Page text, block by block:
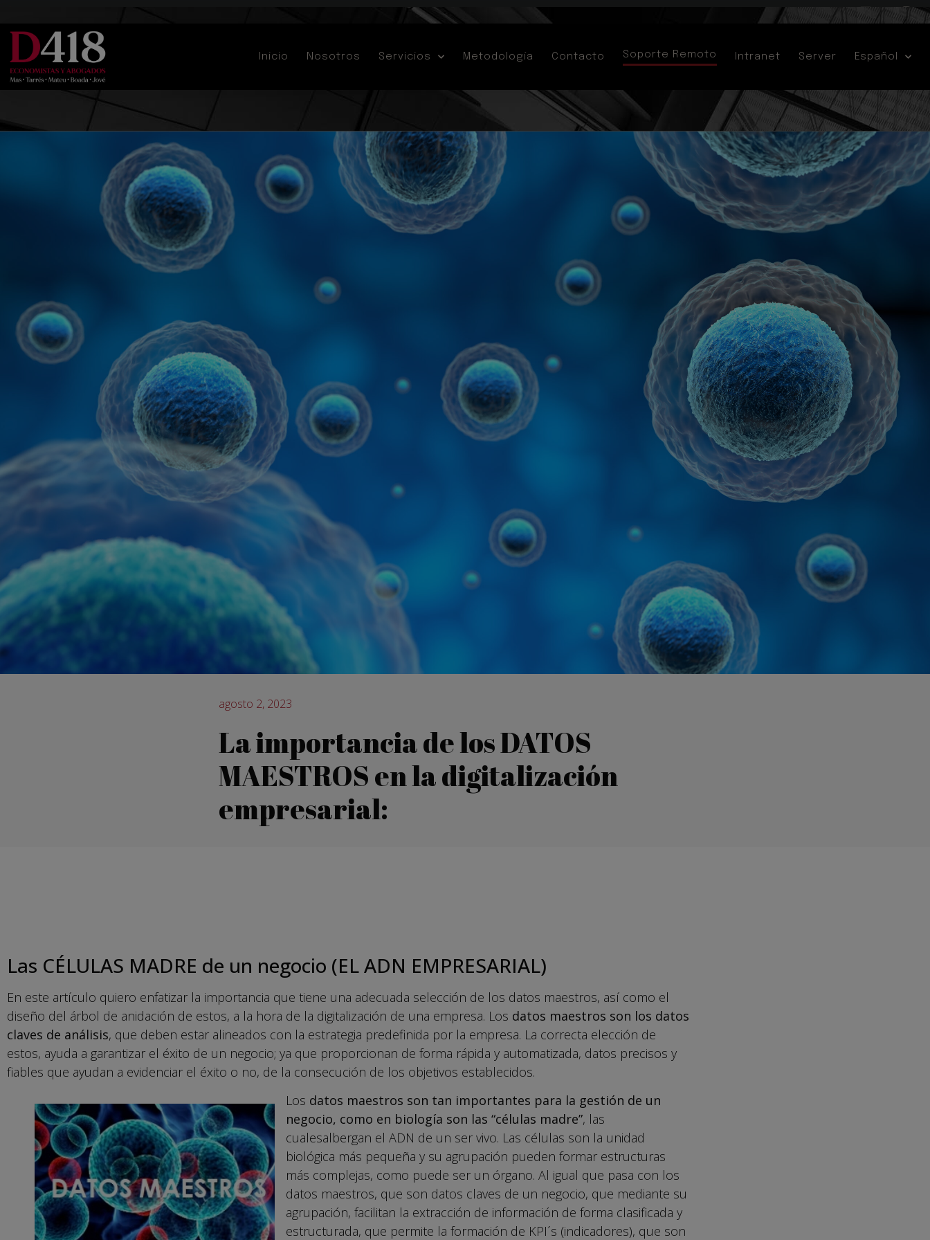
Inicio Nosotros Servicios Metodología Contacto Soporte Remoto Intranet Server Español
agosto 2, 2023
La importancia de los DATOS
MAESTROS en la digitalización
empresarial:
Las CÉLULAS MADRE de un negocio (EL ADN EMPRESARIAL)
En este artículo quiero enfatizar la importancia que tiene una adecuada selección de los datos maestros, así como el
diseño del árbol de anidación de estos, a la hora de la digitalización de una empresa. Los datos maestros son los datos
claves de análisis, que deben estar alineados con la estrategia predefinida por la empresa. La correcta elección de
estos, ayuda a garantizar el éxito de un negocio; ya que proporcionan de forma rápida y automatizada, datos precisos y
fiables que ayudan a evidenciar el éxito o no, de la consecución de los objetivos establecidos.
Los datos maestros son tan importantes para la gestión de un
negocio, como en biología son las “células madre”, las
cualesalbergan el ADN de un ser vivo. Las células son la unidad
biológica más pequeña y su agrupación pueden formar estructuras
más complejas, como puede ser un órgano. Al igual que pasa con los
datos maestros, que son datos claves de un negocio, que mediante su
agrupación, facilitan la extracción de información de forma clasificada y
estructurada, que permite la formación de KPI´s (indicadores), que son